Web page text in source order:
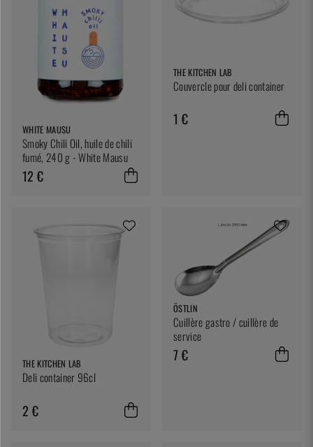
WHITE MAUSU
Smoky Chili Oil, huile de chili
fumé, 240 g - White Mausu
12 €
THE KITCHEN LAB
Couvercle pour deli container
1 €
THE KITCHEN LAB
Deli container 96cl
2 €
ÖSTLIN
Cuillère gastro / cuillère de
service
7 €